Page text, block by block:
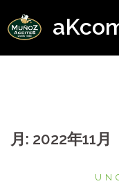
ン
月: 2022年11月